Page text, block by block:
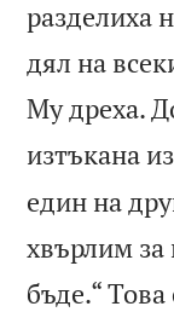
разделиха
дял на
Му дреха.
изтъкана
един на
хвърлим за
бъде.“ Това